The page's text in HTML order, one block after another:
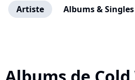
Artiste Albums & Singles